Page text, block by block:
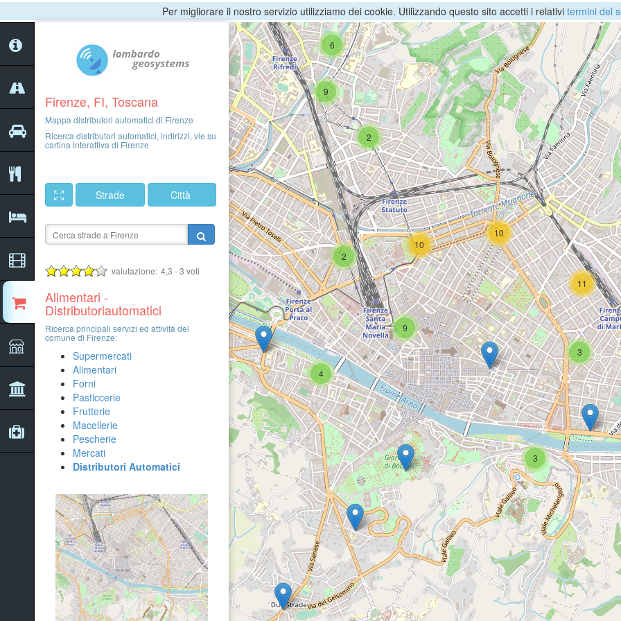
Per migliorare il nostro servizio utilizziamo dei cookie. Utilizzando questo sito accetti i relativi termini del
4
9
2
6
2
6
2
9
3
10
10
3
11
Firenze, FI, Toscana
Mappa distributori automatici di Firenze
Ricerca distributori automatici, indirizzi, vie su
cartina interattiva di Firenze
Strade Città
valutazione: 4,3 -3 voti
Alimentari -
Distributoriautomatici
Ricerca principali servizi ed attività del
comune di Firenze:
Supermercati
Alimentari
Forni
Pasticcerie
Frutterie
Macellerie
Pescherie
Mercati
Distributori Automatici